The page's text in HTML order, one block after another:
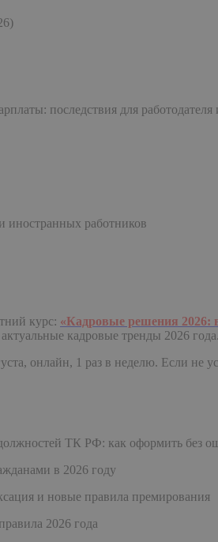
последствия для работодателя
иностранных работников
курс: «Кадровые решения 2026:
кадровые тренды 2026 года.
онлайн, 1 раз в неделю. Если не
ТК РФ: как оформить без
в 2026 году
и новые правила премирования
2026 года